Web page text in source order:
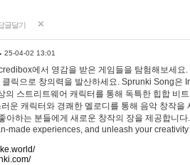
글달기
25-04-02 13:01
에서 영감을 받은 게임들을 탐험해보세
클릭으로 창의력을 발산하세요. Sprunki Song
의 스트리트웨어 캐릭터를 통해 독특한 힙합 비
운 캐릭터와 경쾌한 멜로디를 통해 음악 창작을
아하는 분들에게 새로운 창작의 장을 제공합니
made experiences, and unleash your